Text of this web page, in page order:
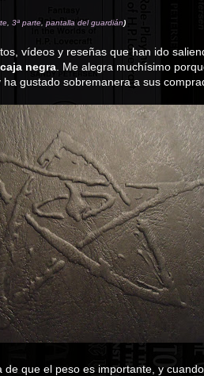
3ª parte pantalla del guardián)
vídeos y reseñas que han ido
caja negra . Me alegra muchísimo
gustado sobremanera a sus
que el peso es importante, y